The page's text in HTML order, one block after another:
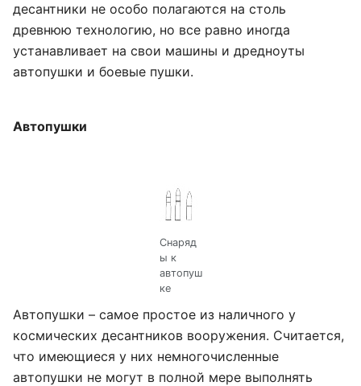
десантники не особо полагаются на столь
древнюю технологию, но все равно иногда
устанавливает на свои машины и дредноуты
автопушки и боевые пушки.
Автопушки
Снаряд
ы к
автопуш
ке
Автопушки – самое простое из наличного у
космических десантников вооружения. Считается,
что имеющиеся у них немногочисленные
автопушки не могут в полной мере выполнять